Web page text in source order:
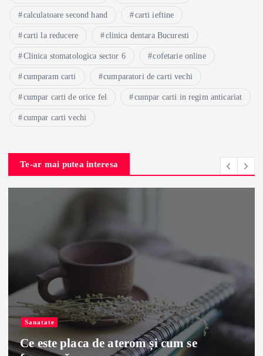
calculatoare second hand carti ieftine
carti la reducere clinica dentara Bucuresti
Clinica stomatologica sector 6 cofetarie online
cumparam carti cumparatori de carti vechi
cumpar carti de orice fel cumpar carti in regim anticariat
cumpar carti vechi
Te-ar mai putea interesa
Magazine Online
Cum să citești mai mult fără costuri